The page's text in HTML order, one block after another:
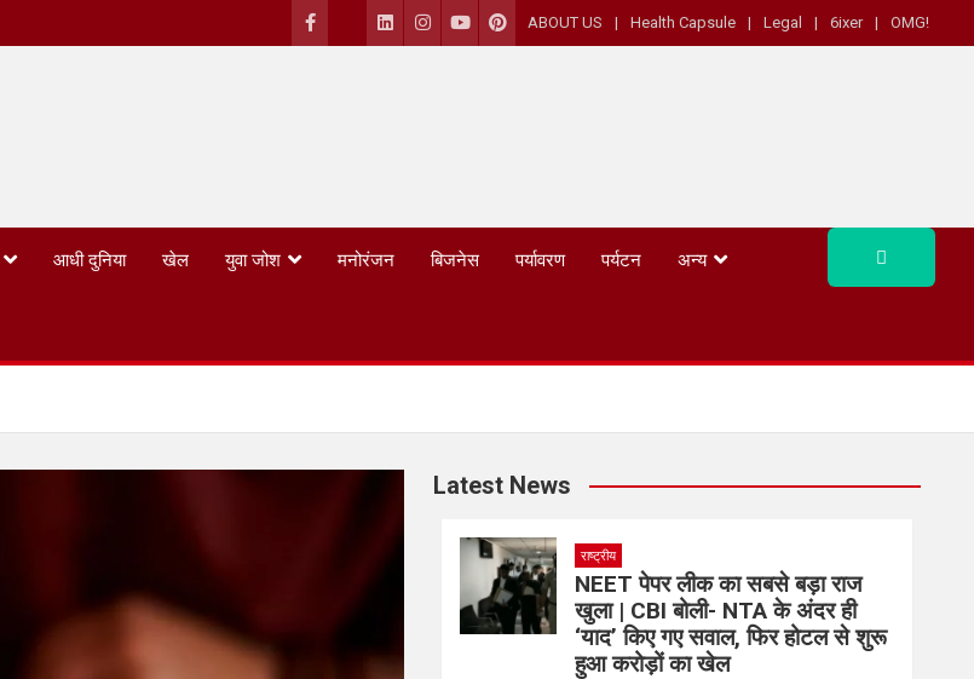
ABOUT US Health Capsule Legal 6ixer OMG!
आधी दुनिया खेल युवा जोश मनोरंजन बिजनेस पर्यावरण पर्यटन अन्य
Latest News
राष्ट्रीय
NEET पेपर लीक का सबसे बड़ा राज
खुला | CBI बोली- NTA के अंदर ही
‘याद’ किए गए सवाल, फिर होटल से शुरू
हुआ करोड़ों का खेल